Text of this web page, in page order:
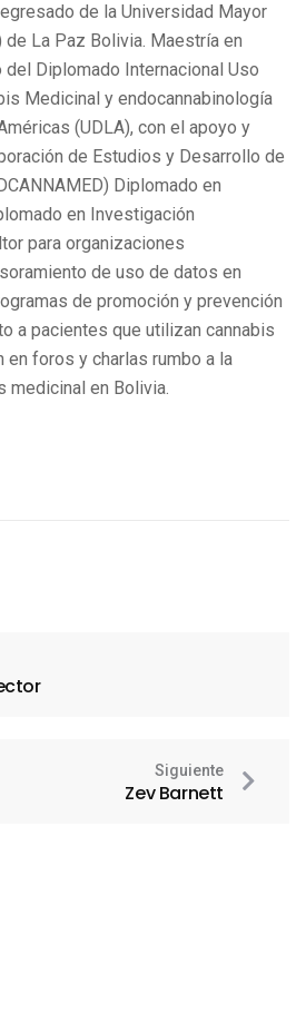
de la Universidad Mayor
de La Paz Bolivia. Maestría en
Diplomado Internacional Uso
Medicinal y endocannabinología
(UDLA), con el apoyo y
de Estudios y Desarrollo de
Diplomado en
en Investigación
para organizaciones
de uso de datos en
de promoción y prevención
a pacientes que utilizan cannabis
foros y charlas rumbo a la
medicinal en Bolivia.
Siguiente
Zev Barnett